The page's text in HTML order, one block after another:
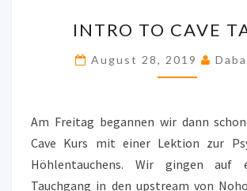
TO
TAG
1
INTRO TO CAVE
August 28, 2019
Am Freitag begannen wir dann
Cave Kurs mit einer Lektion zur
Höhlentauchens. Wir gingen auf
Tauchgang in den upstream von